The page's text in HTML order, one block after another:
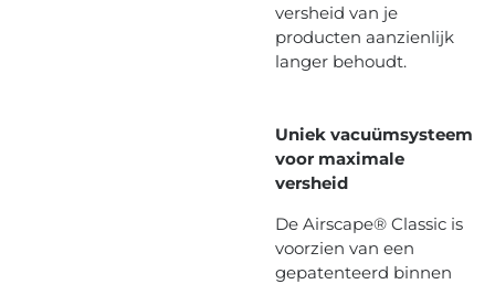
versheid van je
producten aanzienlijk
langer behoudt.
Uniek vacuümsysteem
voor maximale
versheid
De Airscape® Classic is
voorzien van een
gepatenteerd binnen